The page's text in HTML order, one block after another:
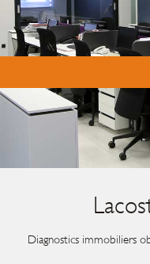
Diagnostics immobiliers